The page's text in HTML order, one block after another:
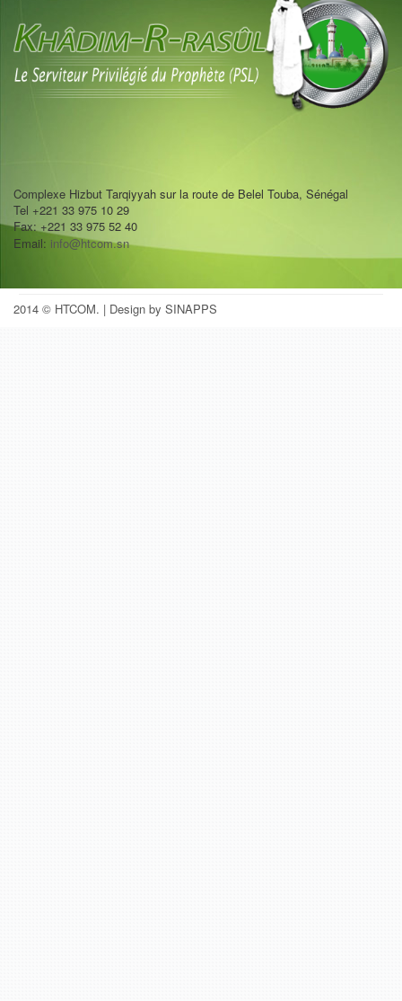
Complexe Hizbut Tarqiyyah sur la route de Belel Touba, Sénégal
Tel +221 33 975 10 29
Fax: +221 33 975 52 40
Email: info@htcom.sn
2014 © HTCOM. | Design by SINAPPS